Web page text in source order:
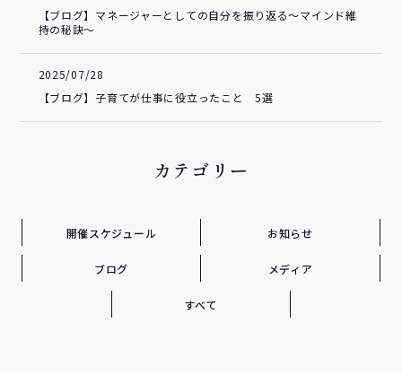
【ブログ】マネージャーとしての自分を振り返る～マインド維
持の秘訣～
2025/07/28
【ブログ】子育てが仕事に役立ったこと 5選
カテゴリー
開催スケジュール お知らせ
ブログ メディア
すべて